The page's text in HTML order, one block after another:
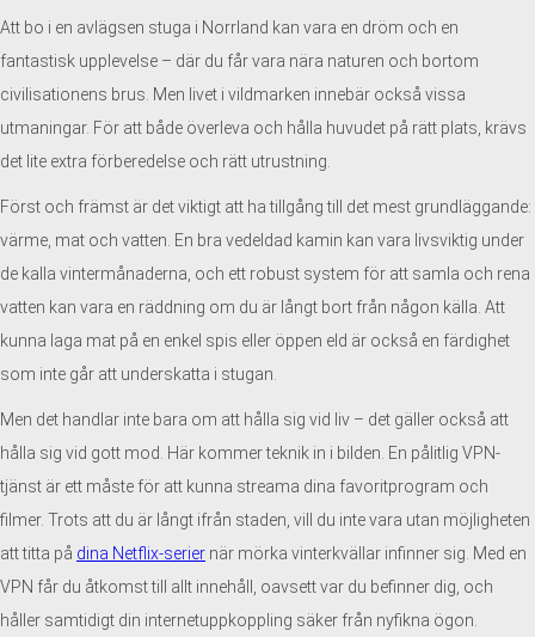
Att bo i en avlägsen stuga i Norrland kan vara en dröm och en
fantastisk upplevelse – där du får vara nära naturen och bortom
civilisationens brus. Men livet i vildmarken innebär också vissa
utmaningar. För att både överleva och hålla huvudet på rätt plats, krävs
det lite extra förberedelse och rätt utrustning.
Först och främst är det viktigt att ha tillgång till det mest grundläggande:
värme, mat och vatten. En bra vedeldad kamin kan vara livsviktig under
de kalla vintermånaderna, och ett robust system för att samla och rena
vatten kan vara en räddning om du är långt bort från någon källa. Att
kunna laga mat på en enkel spis eller öppen eld är också en färdighet
som inte går att underskatta i stugan.
Men det handlar inte bara om att hålla sig vid liv – det gäller också att
hålla sig vid gott mod. Här kommer teknik in i bilden. En pålitlig VPN-
tjänst är ett måste för att kunna streama dina favoritprogram och
filmer. Trots att du är långt ifrån staden, vill du inte vara utan möjligheten
att titta på dina Netflix-serier när mörka vinterkvällar infinner sig. Med en
VPN får du åtkomst till allt innehåll, oavsett var du befinner dig, och
håller samtidigt din internetuppkoppling säker från nyfikna ögon.